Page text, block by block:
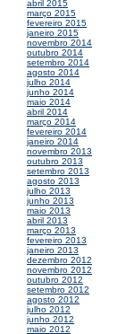
abril 2015
março 2015
fevereiro 2015
janeiro 2015
novembro 2014
outubro 2014
setembro 2014
agosto 2014
julho 2014
junho 2014
maio 2014
abril 2014
março 2014
fevereiro 2014
janeiro 2014
novembro 2013
outubro 2013
setembro 2013
agosto 2013
julho 2013
junho 2013
maio 2013
abril 2013
março 2013
fevereiro 2013
janeiro 2013
dezembro 2012
novembro 2012
outubro 2012
setembro 2012
agosto 2012
julho 2012
junho 2012
maio 2012